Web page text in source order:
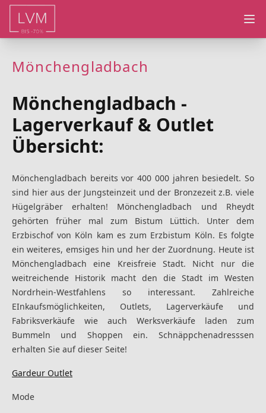
Mönchengladbach
Mönchengladbach -
Lagerverkauf & Outlet
Übersicht:
Mönchengladbach bereits vor 400 000 jahren besiedelt. So
sind hier aus der Jungsteinzeit und der Bronzezeit z.B. viele
Hügelgräber erhalten! Mönchengladbach und Rheydt
gehörten früher mal zum Bistum Lüttich. Unter dem
Erzbischof von Köln kam es zum Erzbistum Köln. Es folgte
ein weiteres, emsiges hin und her der Zuordnung. Heute ist
Mönchengladbach eine Kreisfreie Stadt. Nicht nur die
weitreichende Historik macht den die Stadt im Westen
Nordrhein-Westfahlens so interessant. Zahlreiche
EInkaufsmöglichkeiten, Outlets, Lagerverkäufe und
Fabriksverkäufe wie auch Werksverkäufe laden zum
Bummeln und Shoppen ein. Schnäppchenadresssen
erhalten Sie auf dieser Seite!
Gardeur Outlet
Mode